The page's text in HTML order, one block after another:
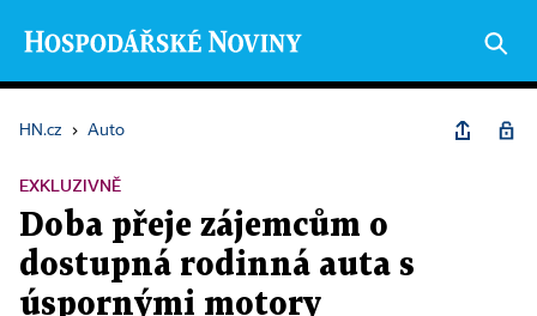
HN.cz › Auto
EXKLUZIVNĚ
Doba přeje zájemcům o
dostupná rodinná auta s
úspornými motory